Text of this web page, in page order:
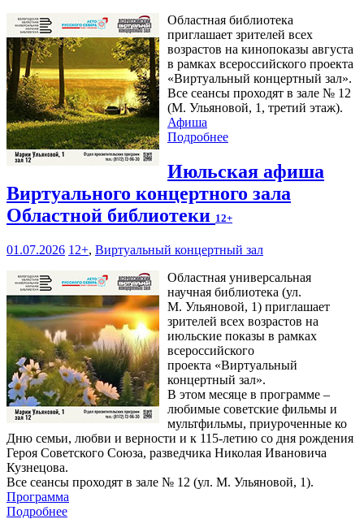
Областная библиотека
приглашает зрителей всех
возрастов на кинопоказы августа
в рамках всероссийского проекта
«Виртуальный концертный зал».
Все сеансы проходят в зале № 12
(М. Ульяновой, 1, третий этаж).
Афиша
Подробнее
Июльская афиша
Виртуального концертного зала
Областной библиотеки 12+
01.07.2026 12+, Виртуальный концертный зал
Областная универсальная
научная библиотека (ул.
М. Ульяновой, 1) приглашает
зрителей всех возрастов на
июльские показы в рамках
всероссийского
проекта «Виртуальный
концертный зал».
В этом месяце в программе –
любимые советские фильмы и
мультфильмы, приуроченные ко
Дню семьи, любви и верности и к 115-летию со дня рождения
Героя Советского Союза, разведчика Николая Ивановича
Кузнецова.
Все сеансы проходят в зале № 12 (ул. М. Ульяновой, 1).
Программа
Подробнее